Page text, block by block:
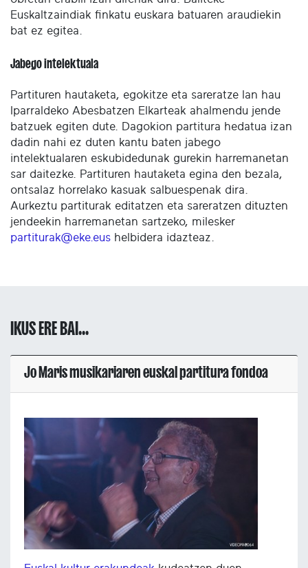
Euskaltzaindiak finkatu euskara batuaren araudiekin
bat ez egitea.
Jabego intelektuala
Partituren hautaketa, egokitze eta sareratze lan hau
Iparraldeko Abesbatzen Elkarteak ahalmendu jende
batzuek egiten dute. Dagokion partitura hedatua izan
dadin nahi ez duten kantu baten jabego
intelektualaren eskubidedunak gurekin harremanetan
sar daitezke. Partituren hautaketa egina den bezala,
ontsalaz horrelako kasuak salbuespenak dira.
Aurkeztu partiturak editatzen eta sareratzen dituzten
jendeekin harremanetan sartzeko, milesker
partiturak@eke.eus helbidera idazteaz.
IKUS ERE BAI...
Jo Maris musikariaren euskal partitura fondoa